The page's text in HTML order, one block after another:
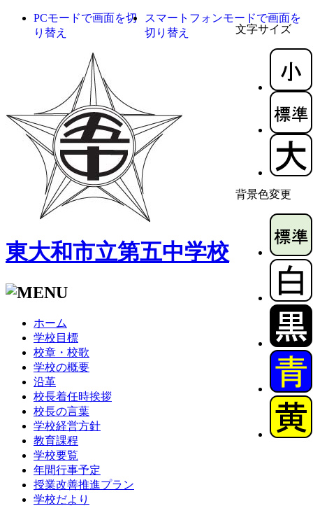
文字サイズ
背景色変更
PCモードで画面を切
り替え
スマートフォンモードで画面を
切り替え
東大和市立第五中学校
ホーム
学校目標
校章・校歌
学校の概要
沿革
校長着任時挨拶
校長の言葉
学校経営方針
教育課程
学校要覧
年間行事予定
授業改善推進プラン
学校だより